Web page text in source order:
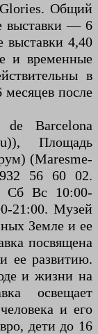
Glories. Общий
выставки — 6
выставки 4,40
и временные
в
после
Barcelona
Площадь
(Maresme-
56 60 02.
Сб Вс 10:00-
21:00. Музей
Земле и ее
посвящена
ее развитию.
и жизни на
освещает
и его
дети до 16